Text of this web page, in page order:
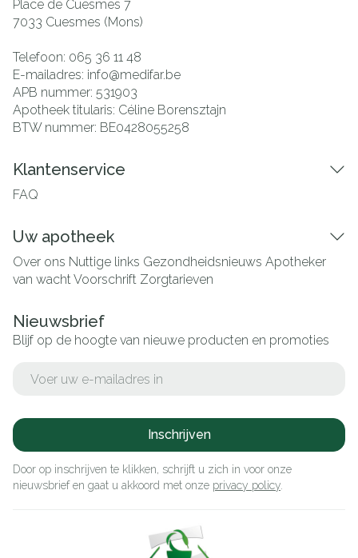
Place de Cuesmes 7
7033 Cuesmes (Mons)
Telefoon: 065 36 11 48
E-mailadres: info@medifar.be
APB nummer: 531903
Apotheek titularis: Céline Borensztajn
BTW nummer: BE0428055258
Klantenservice
FAQ
Uw apotheek
Over ons Nuttige links Gezondheidsnieuws Apotheker
van wachtVoorschrift Zorgtarieven
Nieuwsbrief
Blijf op de hoogte van nieuwe producten en promoties
Inschrijven
Door op inschrijven te klikken, schrijft u zich in voor onze
nieuwsbrief en gaat u akkoord met onze privacy policy